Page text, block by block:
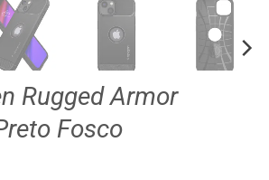
Rugged Armor
Fosco